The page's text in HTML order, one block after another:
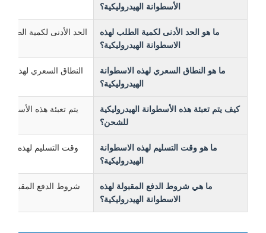
الأسطوانة الهيدروليكية؟
ما هو الحد الأدنى لكمية الطلب لهذه
الاسطوانة الهيدروليكية؟
الحد الأدنى لكمية الطلب لهذه
ما هو النطاق السعري لهذه الاسطوانة
الهيدروليكية؟
النطاق السعري لهذه
كيف يتم تعبئة هذه الأسطوانة الهيدروليكية
للشحن؟
يتم تعبئة هذه الأسطوانة
ما هو وقت التسليم لهذه الاسطوانة
الهيدروليكية؟
وقت التسليم لهذه الاسطوانة
ما هي شروط الدفع المقبولة لهذه
الاسطوانة الهيدروليكية؟
شروط الدفع المقبولة لهذه